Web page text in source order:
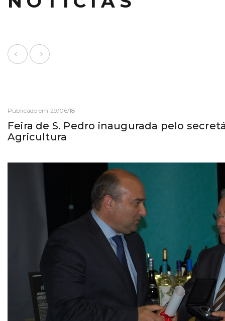
Publicado em 29/06/18
Feira de S. Pedro inaugurada pelo
Agricultura